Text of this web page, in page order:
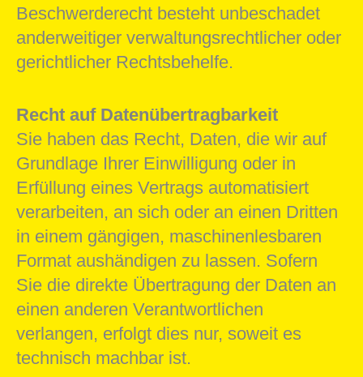
Beschwerderecht besteht unbeschadet
anderweitiger verwaltungsrechtlicher oder
gerichtlicher Rechtsbehelfe.
Recht auf Datenübertragbarkeit
Sie haben das Recht, Daten, die wir auf
Grundlage Ihrer Einwilligung oder in
Erfüllung eines Vertrags automatisiert
verarbeiten, an sich oder an einen Dritten
in einem gängigen, maschinenlesbaren
Format aushändigen zu lassen. Sofern
Sie die direkte Übertragung der Daten an
einen anderen Verantwortlichen
verlangen, erfolgt dies nur, soweit es
technisch machbar ist.